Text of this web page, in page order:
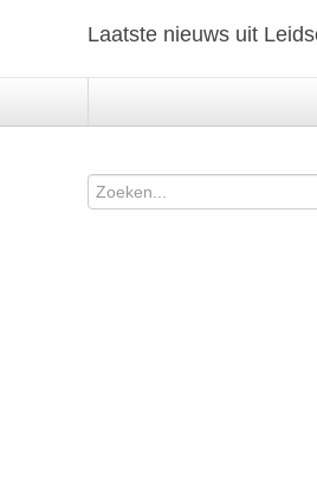
Laatste nieuws uit